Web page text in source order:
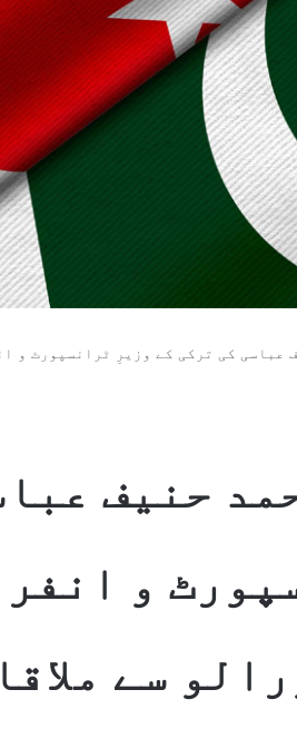
عباسی کی ترکی کے وزیرِ ٹرانسپورٹ و
حنیف
و
سے